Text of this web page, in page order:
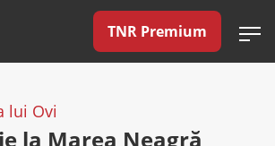
TNR Premium
lui Ovi
la Marea Neagră